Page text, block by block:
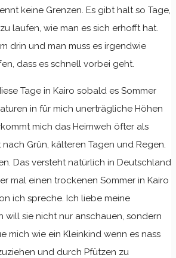
keine Grenzen. Es gibt halt so Tage,
laufen, wie man es sich erhofft hat.
drin und man muss es irgendwie
dass es schnell vorbei geht.
Tage in Kairo sobald es Sommer
in für mich unerträgliche Höhen
mich das Heimweh öfter als
Grün, kälteren Tagen und Regen.
Das versteht natürlich in Deutschland
mal einen trockenen Sommer in Kairo
ich spreche. Ich liebe meine
will sie nicht nur anschauen, sondern
mich wie ein Kleinkind wenn es nass
und durch Pfützen zu